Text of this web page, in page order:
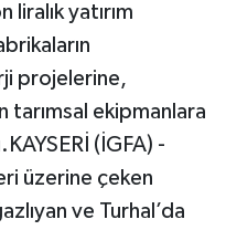
yatırım
projelerine,
ekipmanlara
(İGFA) -
üzerine çeken
ve Turhal’da